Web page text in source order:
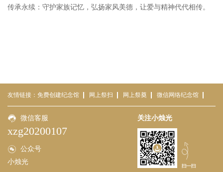
‌传承永续‌：守护家族记忆，弘扬家风美德，让爱与精神代代相传。
友情链接： 免费创建纪念馆 网上祭扫 网上祭奠 微信网络纪念馆
免费网络祭祀平台 云祭扫
关注小烛光
微信客服
xzg20200107
公众号
小烛光